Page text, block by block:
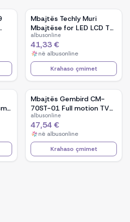
Mbajtës Techly Muri
Mbajtëse for LED LCD TV
42-80 Ultra Slim Fixe
H600mm&quot; ICA-PLB
860
albusonline
41,33 €
në albusonline
Krahaso çmimet
Mbajtës Gembird CM-
70ST-01 Full motion TV
ceiling mount/ 32&quot;
- 70&quot;/ 50kg
albusonline
47,54 €
në albusonline
Krahaso çmimet